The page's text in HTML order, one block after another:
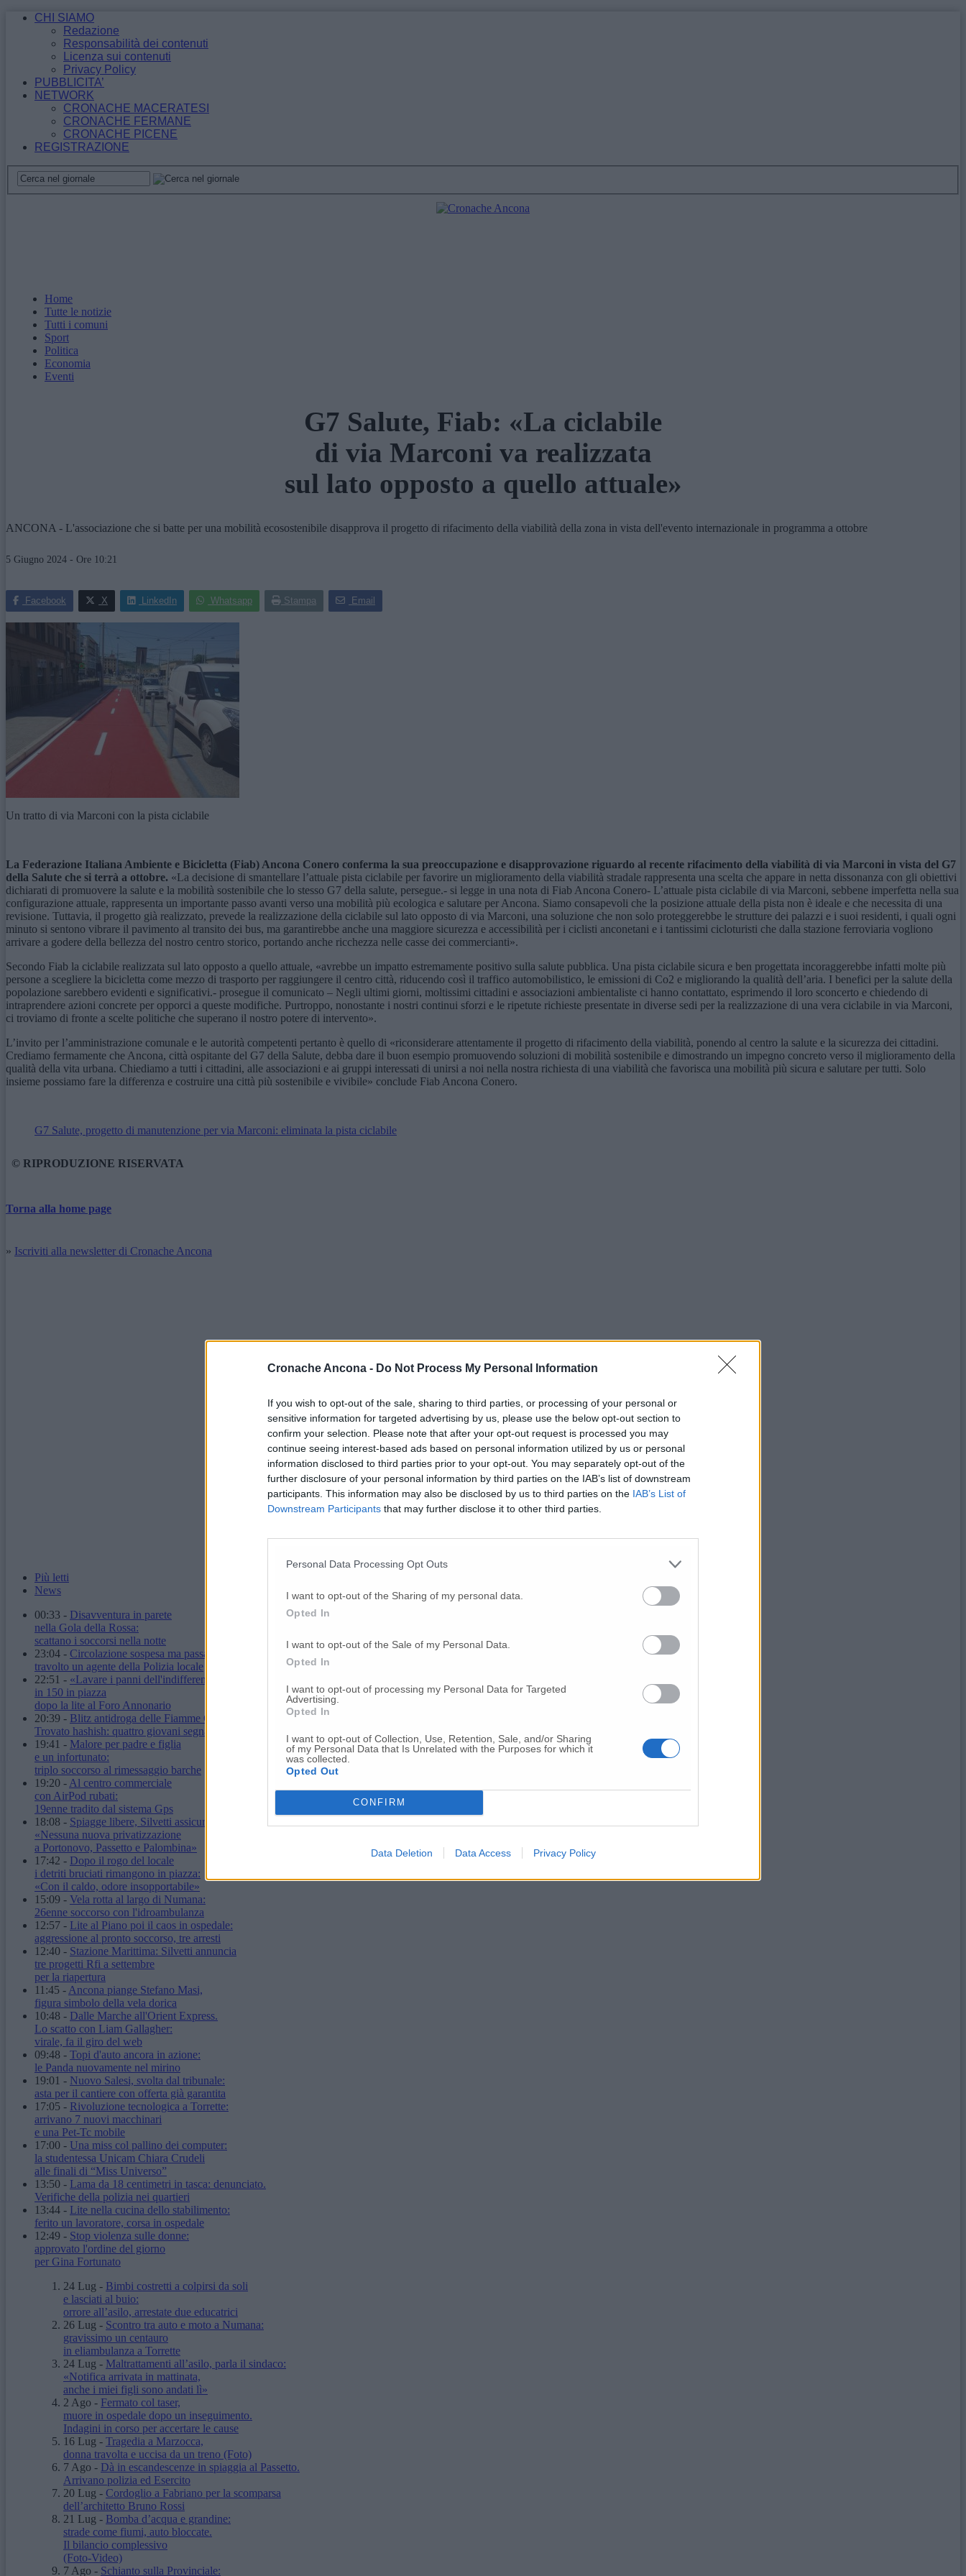
Cronache Ancona - Do Not Process My Personal Information
If you wish to opt-out of the sale, sharing to third parties, or processing of your personal or
sensitive information for targeted advertising by us, please use the below opt-out section to
confirm your selection. Please note that after your opt-out request is processed you may
continue seeing interest-based ads based on personal information utilized by us or personal
information disclosed to third parties prior to your opt-out. You may separately opt-out of the
further disclosure of your personal information by third parties on the IAB’s list of downstream
participants. This information may also be disclosed by us to third parties on the IAB’s List of
Downstream Participants that may further disclose it to other third parties.
Personal Data Processing Opt Outs
I want to opt-out of the Sharing of my personal data.
Opted In
I want to opt-out of the Sale of my Personal Data.
Opted In
I want to opt-out of processing my Personal Data for Targeted
Advertising.
Opted In
I want to opt-out of Collection, Use, Retention, Sale, and/or Sharing
of my Personal Data that Is Unrelated with the Purposes for which it
was collected.
Opted Out
CONFIRM
Data Deletion Data Access Privacy Policy
CHI SIAMO
Redazione
Responsabilità dei contenuti
Licenza sui contenuti
Privacy Policy
PUBBLICITA’
NETWORK
CRONACHE MACERATESI
CRONACHE FERMANE
CRONACHE PICENE
REGISTRAZIONE
Home
Tutte le notizie
Tutti i comuni
Sport
Politica
Economia
Eventi
G7 Salute, Fiab: «La ciclabile
di via Marconi va realizzata
sul lato opposto a quello attuale»
ANCONA - L'associazione che si batte per una mobilità ecosostenibile disapprova il progetto di rifacimento della viabilità della zona in vista dell'evento internazionale in programma a ottobre
5 Giugno 2024 - Ore 10:21
Facebook X LinkedIn Whatsapp Stampa Email
Un tratto di via Marconi con la pista ciclabile
La Federazione Italiana Ambiente e Bicicletta (Fiab) Ancona Conero conferma la sua preoccupazione e disapprovazione riguardo al recente rifacimento della viabilità di via Marconi in vista del G7
della Salute che si terrà a ottobre. «La decisione di smantellare l’attuale pista ciclabile per favorire un miglioramento della viabilità stradale rappresenta una scelta che appare in netta dissonanza con gli obiettivi
dichiarati di promuovere la salute e la mobilità sostenibile che lo stesso G7 della salute, persegue.- si legge in una nota di Fiab Ancona Conero- L’attuale pista ciclabile di via Marconi, sebbene imperfetta nella sua
configurazione attuale, rappresenta un importante passo avanti verso una mobilità più ecologica e salutare per Ancona. Siamo consapevoli che la posizione attuale della pista non è ideale e che necessita di una
revisione. Tuttavia, il progetto già realizzato, prevede la realizzazione della ciclabile sul lato opposto di via Marconi, una soluzione che non solo proteggerebbe le strutture dei palazzi e i suoi residenti, i quali ogni
minuto si sentono vibrare il pavimento al transito dei bus, ma garantirebbe anche una maggiore sicurezza e accessibilità per i ciclisti anconetani e i tantissimi cicloturisti che dalla stazione ferroviaria vogliono
arrivare a godere della bellezza del nostro centro storico, portando anche ricchezza nelle casse dei commercianti».
Secondo Fiab la ciclabile realizzata sul lato opposto a quello attuale, «avrebbe un impatto estremamente positivo sulla salute pubblica. Una pista ciclabile sicura e ben progettata incoraggerebbe infatti molte più
persone a scegliere la bicicletta come mezzo di trasporto per raggiungere il centro città, riducendo così il traffico automobilistico, le emissioni di Co2 e migliorando la qualità dell’aria. I benefici per la salute della
popolazione sarebbero evidenti e significativi.- prosegue il comunicato – Negli ultimi giorni, moltissimi cittadini e associazioni ambientaliste ci hanno contattato, esprimendo il loro sconcerto e chiedendo di
intraprendere azioni concrete per opporci a queste modifiche. Purtroppo, nonostante i nostri continui sforzi e le ripetute richieste presentate in diverse sedi per la realizzazione di una vera ciclabile in via Marconi,
ci troviamo di fronte a scelte politiche che superano il nostro potere di intervento».
L’invito per l’amministrazione comunale e le autorità competenti pertanto è quello di «riconsiderare attentamente il progetto di rifacimento della viabilità, ponendo al centro la salute e la sicurezza dei cittadini.
Crediamo fermamente che Ancona, città ospitante del G7 della Salute, debba dare il buon esempio promuovendo soluzioni di mobilità sostenibile e dimostrando un impegno concreto verso il miglioramento della
qualità della vita urbana. Chiediamo a tutti i cittadini, alle associazioni e ai gruppi interessati di unirsi a noi nella nostra richiesta di una viabilità che favorisca una mobilità più sicura e salutare per tutti. Solo
insieme possiamo fare la differenza e costruire una città più sostenibile e vivibile» conclude Fiab Ancona Conero.
G7 Salute, progetto di manutenzione per via Marconi: eliminata la pista ciclabile
© RIPRODUZIONE RISERVATA
Torna alla home page
» Iscriviti alla newsletter di Cronache Ancona
Per poter lasciare o votare un commento devi essere registrato.
Effettua l'accesso
oppure registrati
Più letti
News
00:33 - Disavventura in parete
nella Gola della Rossa:
scattano i soccorsi nella notte
23:04 - Circolazione sospesa ma passa lo stesso:
travolto un agente della Polizia locale
22:51 - «Lavare i panni dell'indifferenza»:
in 150 in piazza
dopo la lite al Foro Annonario
20:39 - Blitz antidroga delle Fiamme Gialle.
Trovato hashish: quattro giovani segnalati
19:41 - Malore per padre e figlia
e un infortunato:
triplo soccorso al rimessaggio barche
19:20 - Al centro commerciale
con AirPod rubati:
19enne tradito dal sistema Gps
18:08 - Spiagge libere, Silvetti assicura:
«Nessuna nuova privatizzazione
a Portonovo, Passetto e Palombina»
17:42 - Dopo il rogo del locale
i detriti bruciati rimangono in piazza:
«Con il caldo, odore insopportabile»
15:09 - Vela rotta al largo di Numana:
26enne soccorso con l'idroambulanza
12:57 - Lite al Piano poi il caos in ospedale:
aggressione al pronto soccorso, tre arresti
12:40 - Stazione Marittima: Silvetti annuncia
tre progetti Rfi a settembre
per la riapertura
11:45 - Ancona piange Stefano Masi,
figura simbolo della vela dorica
10:48 - Dalle Marche all'Orient Express.
Lo scatto con Liam Gallagher:
virale, fa il giro del web
09:48 - Topi d'auto ancora in azione:
le Panda nuovamente nel mirino
19:01 - Nuovo Salesi, svolta dal tribunale:
asta per il cantiere con offerta già garantita
17:05 - Rivoluzione tecnologica a Torrette:
arrivano 7 nuovi macchinari
e una Pet-Tc mobile
17:00 - Una miss col pallino dei computer:
la studentessa Unicam Chiara Crudeli
alle finali di “Miss Universo”
13:50 - Lama da 18 centimetri in tasca: denunciato.
Verifiche della polizia nei quartieri
13:44 - Lite nella cucina dello stabilimento:
ferito un lavoratore, corsa in ospedale
12:49 - Stop violenza sulle donne:
approvato l'ordine del giorno
per Gina Fortunato
24 Lug - Bimbi costretti a colpirsi da soli
e lasciati al buio:
orrore all’asilo, arrestate due educatrici
26 Lug - Scontro tra auto e moto a Numana:
gravissimo un centauro
in eliambulanza a Torrette
24 Lug - Maltrattamenti all’asilo, parla il sindaco:
«Notifica arrivata in mattinata,
anche i miei figli sono andati lì»
2 Ago - Fermato col taser,
muore in ospedale dopo un inseguimento.
Indagini in corso per accertare le cause
16 Lug - Tragedia a Marzocca,
donna travolta e uccisa da un treno (Foto)
7 Ago - Dà in escandescenze in spiaggia al Passetto.
Arrivano polizia ed Esercito
20 Lug - Cordoglio a Fabriano per la scomparsa
dell’architetto Bruno Rossi
21 Lug - Bomba d’acqua e grandine:
strade come fiumi, auto bloccate.
Il bilancio complessivo
(Foto-Video)
7 Ago - Schianto sulla Provinciale: